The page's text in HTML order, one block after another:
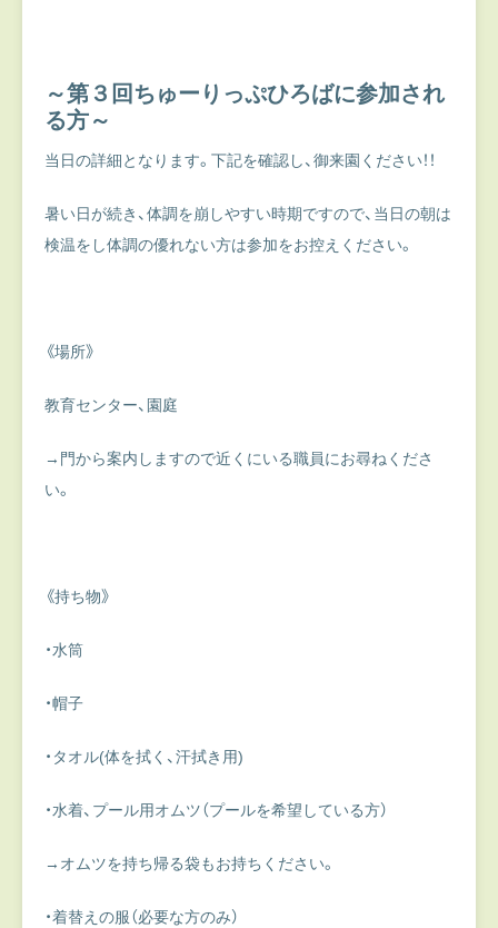
～第３回ちゅーりっぷひろばに参加され
る方～
当日の詳細となります。下記を確認し、御来園ください！！
暑い日が続き、体調を崩しやすい時期ですので、当日の朝は
検温をし体調の優れない方は参加をお控えください。
《場所》
教育センター、園庭
→門から案内しますので近くにいる職員にお尋ねくださ
い。
《持ち物》
・水筒
・帽子
・タオル(体を拭く、汗拭き用)
・水着、プール用オムツ（プールを希望している方）
→オムツを持ち帰る袋もお持ちください。
・着替えの服（必要な方のみ）